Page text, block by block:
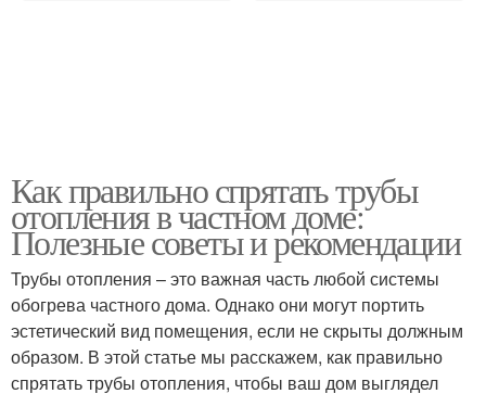
Как правильно спрятать трубы
отопления в частном доме:
Полезные советы и рекомендации
Трубы отопления – это важная часть любой системы
обогрева частного дома. Однако они могут портить
эстетический вид помещения, если не скрыты должным
образом. В этой статье мы расскажем, как правильно
спрятать трубы отопления, чтобы ваш дом выглядел